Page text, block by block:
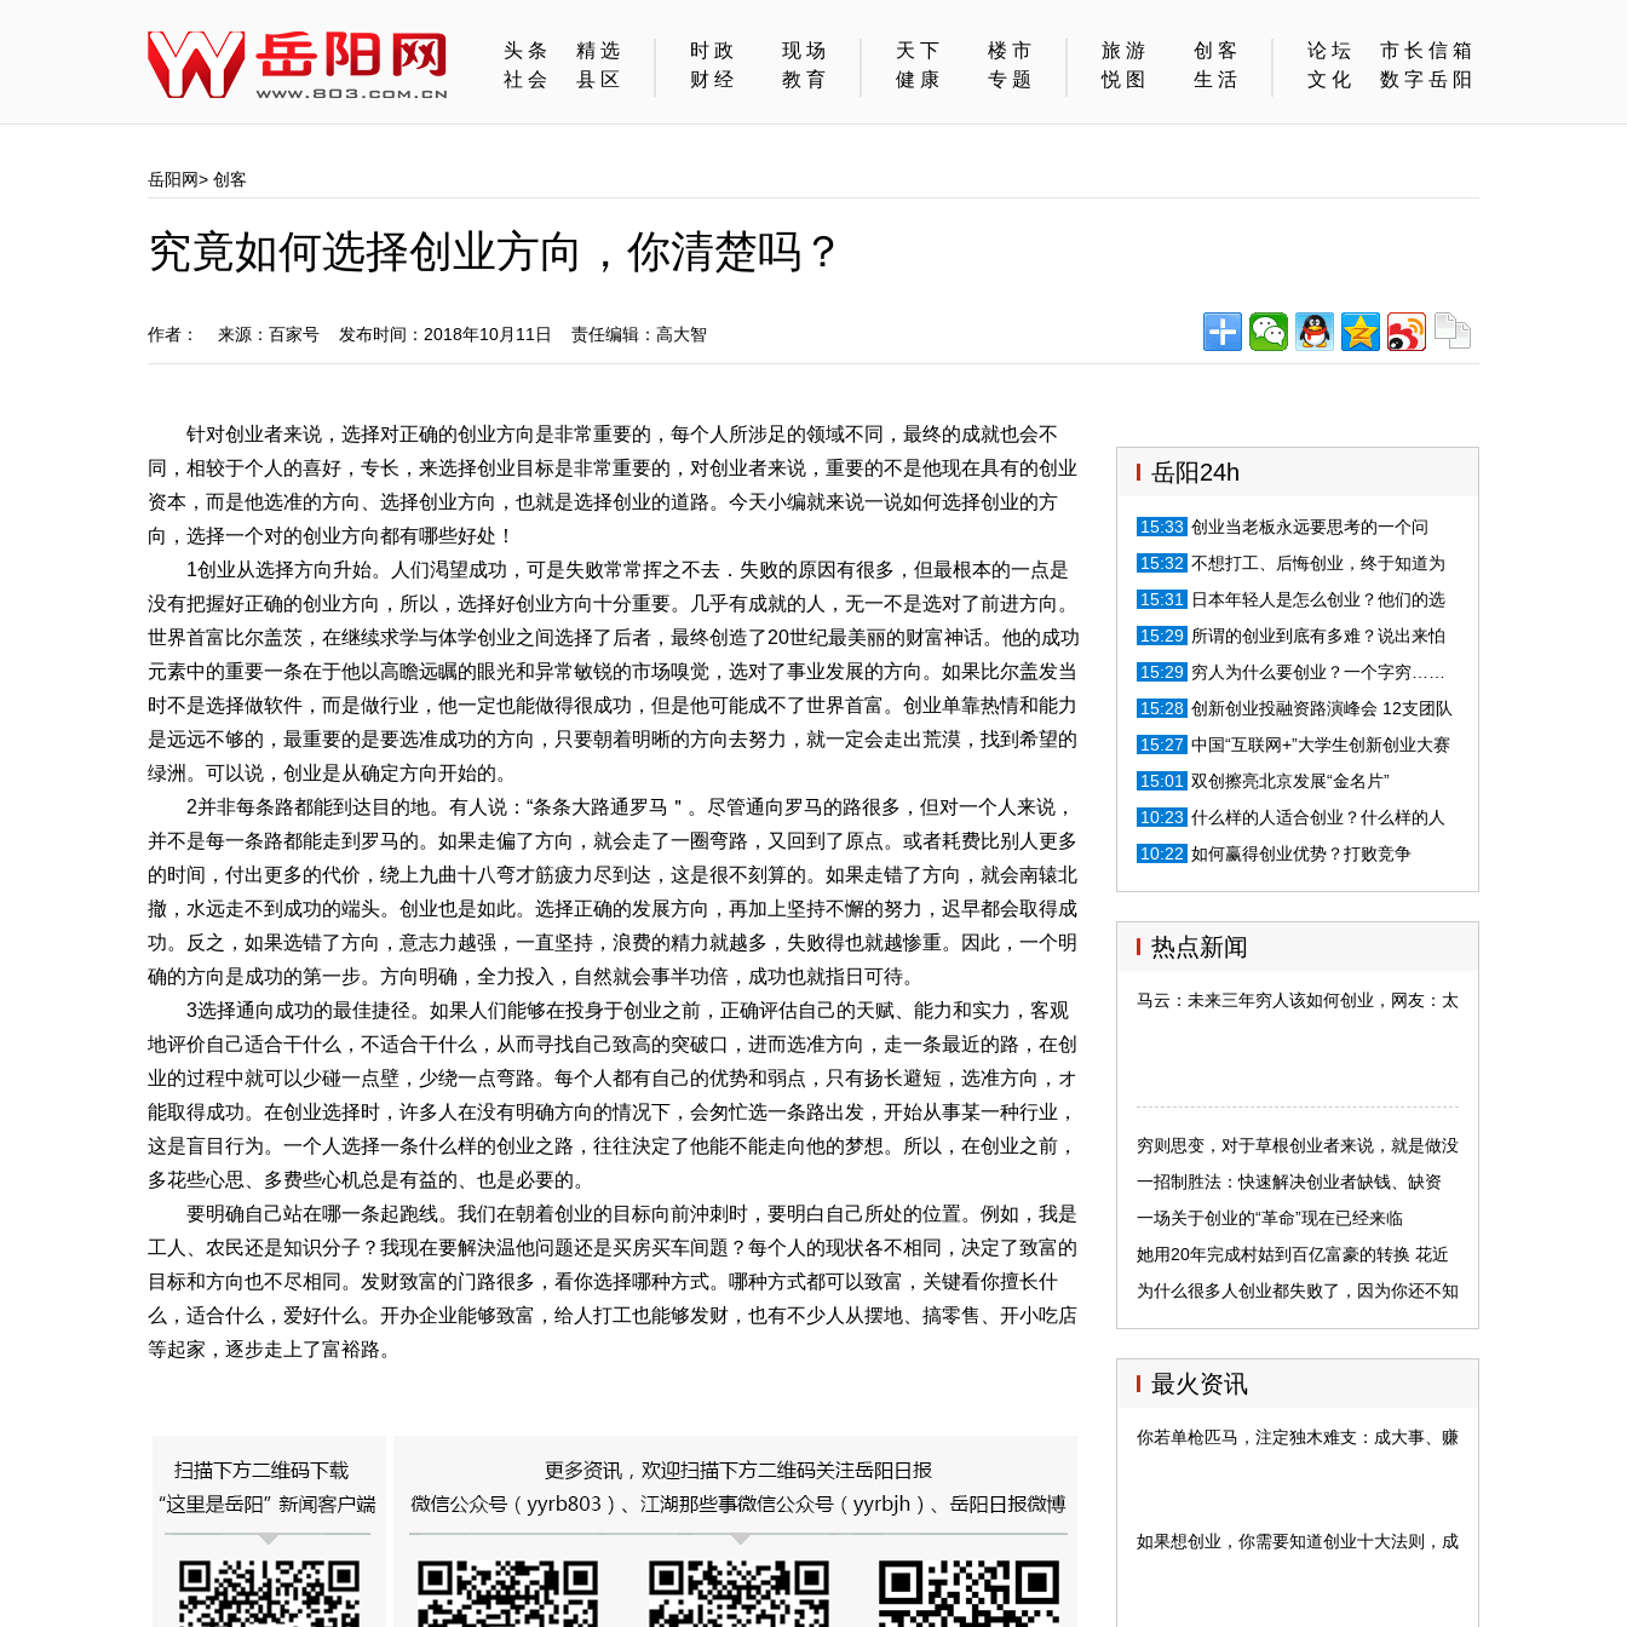
头条
精选
社会
县区
时政
现场
财经
教育
天下
楼市
健康
专题
旅游
创客
悦图
生活
论坛
市长信箱
文化
数字岳阳
岳阳网> 创客
究竟如何选择创业方向，你清楚吗？
作者： 来源：百家号 发布时间：2018年10月11日 责任编辑：高大智
针对创业者来说，选择对正确的创业方向是非常重要的，每个人所涉足的领域不同，最终的成就也会不
同，相较于个人的喜好，专长，来选择创业目标是非常重要的，对创业者来说，重要的不是他现在具有的创业
资本，而是他选准的方向、选择创业方向，也就是选择创业的道路。今天小编就来说一说如何选择创业的方
向，选择一个对的创业方向都有哪些好处！
1创业从选择方向升始。人们渇望成功，可是失败常常挥之不去．失败的原因有很多，但最根本的一点是
没有把握好正确的创业方向，所以，选择好创业方向十分重要。几乎有成就的人，无一不是选对了前进方向。
世界首富比尔盖茨，在继续求学与体学创业之间选择了后者，最终创造了20世纪最美丽的财富神话。他的成功
元素中的重要一条在于他以高瞻远瞩的眼光和异常敏锐的市场嗅觉，选对了事业发展的方向。如果比尔盖发当
时不是选择做软件，而是做行业，他一定也能做得很成功，但是他可能成不了世界首富。创业单靠热情和能力
是远远不够的，最重要的是要选准成功的方向，只要朝着明晰的方向去努力，就一定会走出荒漠，找到希望的
绿洲。可以说，创业是从确定方向开始的。
2并非每条路都能到达目的地。有人说：“条条大路通罗马＂。尽管通向罗马的路很多，但对一个人来说，
并不是每一条路都能走到罗马的。如果走偏了方向，就会走了一圈弯路，又回到了原点。或者耗费比别人更多
的时间，付出更多的代价，绕上九曲十八弯才筋疲力尽到达，这是很不刻算的。如果走错了方向，就会南辕北
撤，水远走不到成功的端头。创业也是如此。选择正确的发展方向，再加上坚持不懈的努力，迟早都会取得成
功。反之，如果选错了方向，意志力越强，一直坚持，浪费的精力就越多，失败得也就越惨重。因此，一个明
确的方向是成功的第一步。方向明确，全力投入，自然就会事半功倍，成功也就指日可待。
3选择通向成功的最佳捷径。如果人们能够在投身于创业之前，正确评估自己的天赋、能力和实力，客观
地评价自己适合干什么，不适合干什么，从而寻找自己致高的突破口，进而选准方向，走一条最近的路，在创
业的过程中就可以少碰一点壁，少绕一点弯路。每个人都有自己的优势和弱点，只有扬长避短，选准方向，オ
能取得成功。在创业选择时，许多人在没有明确方向的情况下，会匆忙选一条路出发，开始从事某一种行业，
这是盲目行为。一个人选择一条什么样的创业之路，往往決定了他能不能走向他的梦想。所以，在创业之前，
多花些心思、多费些心机总是有益的、也是必要的。
要明确自己站在哪一条起跑线。我们在朝着创业的目标向前沖刺时，要明白自己所处的位置。例如，我是
工人、农民还是知识分子？我现在要解決温他问题还是买房买车间題？每个人的现状各不相同，决定了致富的
目标和方向也不尽相同。发财致富的门路很多，看你选择哪种方式。哪种方式都可以致富，关键看你擅长什
么，适合什么，爱好什么。开办企业能够致富，给人打工也能够发财，也有不少人从摆地、搞零售、开小吃店
等起家，逐步走上了富裕路。
岳阳24h
15:33 创业当老板永远要思考的一个问
题！
15:32 不想打工、后悔创业，终于知道为
什么成功者能够脱颖而出了
15:31
日本年轻人是怎么创业？他们的选
择让你大吃一惊！
15:29 所谓的创业到底有多难？说出来怕
你不信！
15:29 穷人为什么要创业？一个字穷……
15:28 创新创业投融资路演峰会 12支团队
轮番上阵
15:27 中国“互联网+”大学生创新创业大赛
总决赛13日举行
15:01 双创擦亮北京发展“金名片”
10:23 什么样的人适合创业？什么样的人
不适合创业？
10:22 如何赢得创业优势？打败竞争
热点新闻
马云：未来三年穷人该如何创业，网友：太透彻了受益匪浅
穷则思变，对于草根创业者来说，就是做没
有成本的项目
一招制胜法：快速解决创业者缺钱、缺资
源、缺人才的困难！真实用
一场关于创业的“革命”现在已经来临
她用20年完成村姑到百亿富豪的转换 花近
17万买一张图纸
为什么很多人创业都失败了，因为你还不知
道创业有多“难”
最火资讯
你若单枪匹马，注定独木难支：成大事、赚大钱的七大人脉法则！
如果想创业，你需要知道创业十大法则，成为明天的成功人士